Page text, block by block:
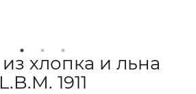
хлопка и льна
L.B.M. 1911